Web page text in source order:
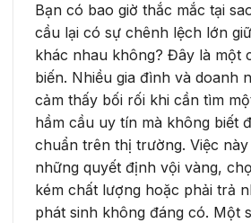
Bạn có bao giờ thắc mắc tại
cầu lại có sự chênh lệch lớn
khác nhau không? Đây là một
biến. Nhiều gia đình và doanh
cảm thấy bối rối khi cần tìm
hầm cầu uy tín mà không biết
chuẩn trên thị trường. Việc
những quyết định vội vàng,
kém chất lượng hoặc phải trả
phát sinh không đáng có. Một